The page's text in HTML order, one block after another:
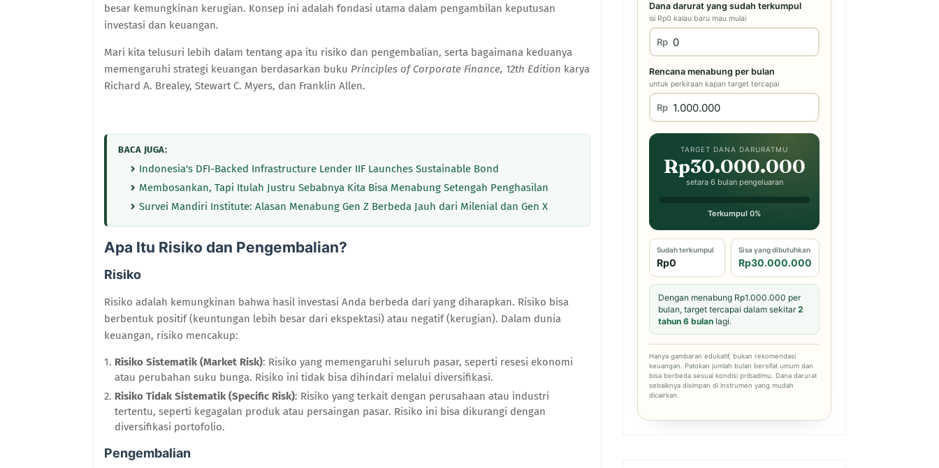
besar kemungkinan kerugian. Konsep ini adalah fondasi utama dalam pengambilan keputusan
investasi dan keuangan.
Mari kita telusuri lebih dalam tentang apa itu risiko dan pengembalian, serta bagaimana keduanya
memengaruhi strategi keuangan berdasarkan buku Principles of Corporate Finance, 12th Edition karya
Richard A. Brealey, Stewart C. Myers, dan Franklin Allen.
BACA JUGA:
Indonesia's DFI-Backed Infrastructure Lender IIF Launches Sustainable Bond
Membosankan, Tapi Itulah Justru Sebabnya Kita Bisa Menabung Setengah Penghasilan
Survei Mandiri Institute: Alasan Menabung Gen Z Berbeda Jauh dari Milenial dan Gen X
Apa Itu Risiko dan Pengembalian?
Risiko
Risiko adalah kemungkinan bahwa hasil investasi Anda berbeda dari yang diharapkan. Risiko bisa
berbentuk positif (keuntungan lebih besar dari ekspektasi) atau negatif (kerugian). Dalam dunia
keuangan, risiko mencakup:
Risiko Sistematik (Market Risk): Risiko yang memengaruhi seluruh pasar, seperti resesi ekonomi
atau perubahan suku bunga. Risiko ini tidak bisa dihindari melalui diversifikasi.
Risiko Tidak Sistematik (Specific Risk): Risiko yang terkait dengan perusahaan atau industri
tertentu, seperti kegagalan produk atau persaingan pasar. Risiko ini bisa dikurangi dengan
diversifikasi portofolio.
Pengembalian
Dana darurat yang sudah terkumpul
isi Rp0 kalau baru mau mulai
Rp
Rencana menabung per bulan
untuk perkiraan kapan target tercapai
Rp
TARGET DANA DARURATMU
Rp30.000.000
setara 6 bulan pengeluaran
Terkumpul 0%
Sudah terkumpul
Rp0
Sisa yang dibutuhkan
Rp30.000.000
Dengan menabung Rp1.000.000 per
bulan, target tercapai dalam sekitar2
tahun 6 bulan lagi.
Hanya gambaran edukatif, bukan rekomendasi
keuangan. Patokan jumlah bulan bersifat umum dan
bisa berbeda sesuai kondisi pribadimu. Dana darurat
sebaiknya disimpan di instrumen yang mudah
dicairkan.